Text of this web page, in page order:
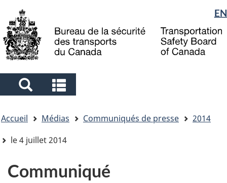
to
main
to
"About
government"
à
la
Sélection
de
la
langue
EN
Search
and
menus
and
menus
êtes
ici
Accueil Médias Communiqués de presse
2014
le 4 juillet 2014
Communiqué